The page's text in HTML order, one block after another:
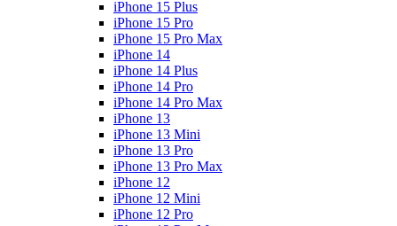
iPhone 15 Plus
iPhone 15 Pro
iPhone 15 Pro Max
iPhone 14
iPhone 14 Plus
iPhone 14 Pro
iPhone 14 Pro Max
iPhone 13
iPhone 13 Mini
iPhone 13 Pro
iPhone 13 Pro Max
iPhone 12
iPhone 12 Mini
iPhone 12 Pro